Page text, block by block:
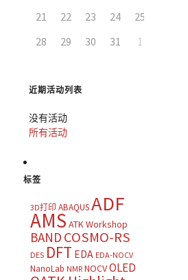
21
22 23 24 25
28
29 30 31 1
近期活动列表
没有活动
所有活动
标签
3D打印 ABAQUSADF
AMS ATK Workshop
BAND COSMO-RS
DES DFT EDA EDA-NOCV
NanoLab NMR NOCVOLED